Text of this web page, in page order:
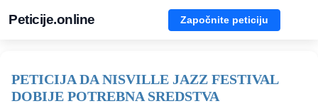
Peticije.online Započnite peticiju
PETICIJA DA NISVILLE JAZZ FESTIVAL
DOBIJE POTREBNA SREDSTVA